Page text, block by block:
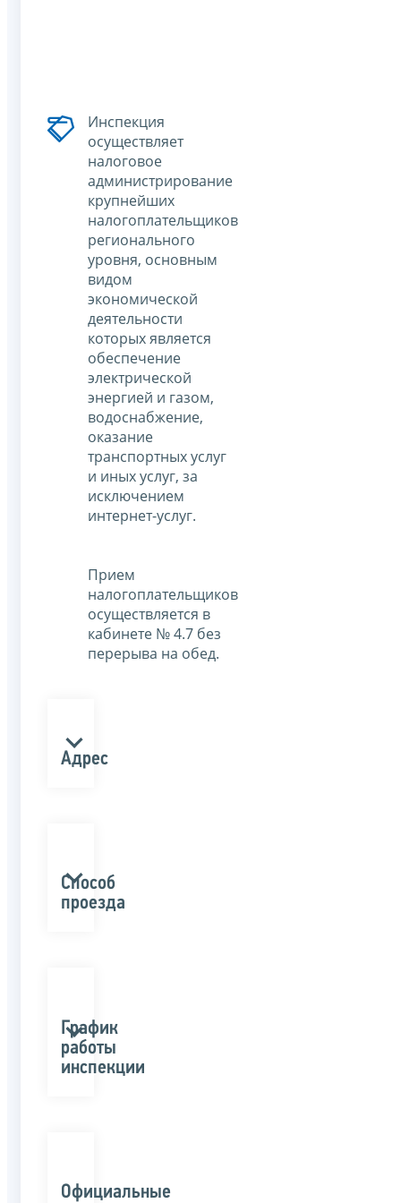
Инспекция
осуществляет
налоговое
администрирование
крупнейших
налогоплательщиков
регионального
уровня, основным
видом
экономической
деятельности
которых является
обеспечение
электрической
энергией и газом,
водоснабжение,
оказание
транспортных услуг
и иных услуг, за
исключением
интернет-услуг.
Прием
налогоплательщиков
осуществляется в
кабинете № 4.7 без
перерыва на обед.
Адрес
Способ
проезда
График
работы
инспекции
Официальные